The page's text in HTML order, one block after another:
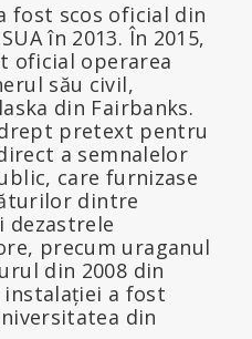
fost scos oficial din
în 2013. În 2015,
oficial operarea
său civil,
din Fairbanks.
pretext pentru
a semnalelor
care furnizase
dintre
dezastrele
precum uraganul
din 2008 din
instalației a fost
din